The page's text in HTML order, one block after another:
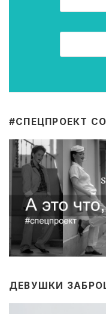
#CПЕЦПРОЕКТ
ДЕВУШКИ